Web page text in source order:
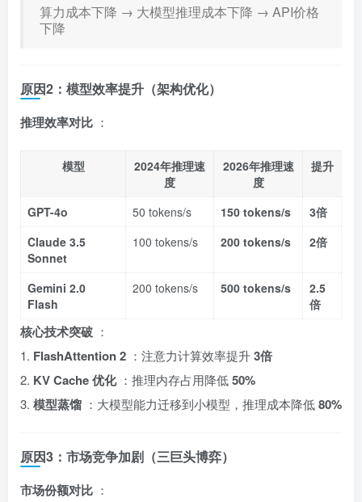
算力成本下降 → 大模型推理成本下降 → API价格
下降
原因2：模型效率提升（架构优化）
推理效率对比 ：
模型
2024年推理速
度
2026年推理速
度
提升
GPT-4o 50 tokens/s 150 tokens/s
3倍
Claude 3.5
Sonnet
100 tokens/s 200 tokens/s 2倍
Gemini 2.0
Flash
200 tokens/s 500 tokens/s
2.5
倍
核心技术突破 ：
1. FlashAttention 2 ：注意力计算效率提升3倍
2. KV Cache 优化 ：推理内存占用降低50%
3. 模型蒸馏 ：大模型能力迁移到小模型，推理成本降低80%
原因3：市场竞争加剧（三巨头博弈）
市场份额对比 ：